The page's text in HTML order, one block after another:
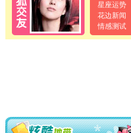
星座运势
花边新闻
情感测试